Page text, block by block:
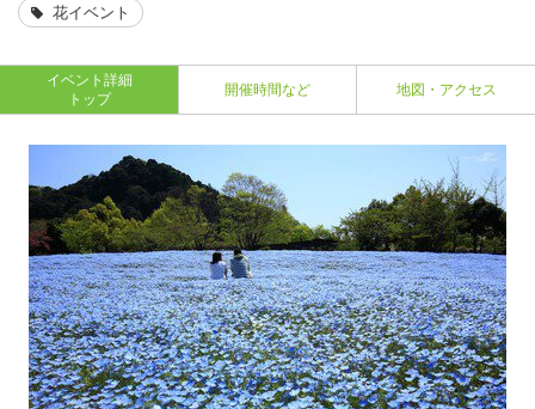
花イベント
イベント詳細
トップ
開催時間など 地図・アクセス